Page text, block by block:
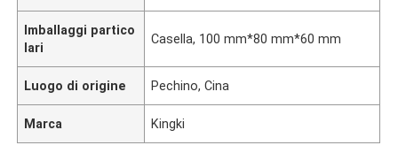
Imballaggi partico
lari
Casella, 100 mm*80 mm*60 mm
Luogo di origine Pechino, Cina
Marca Kingki